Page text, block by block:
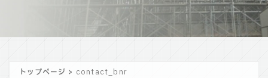
トップページ > contact_bnr